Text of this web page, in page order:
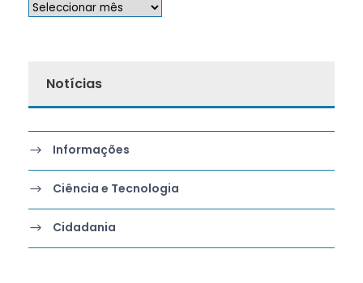
Notícias
Informações
Ciência e Tecnologia
Cidadania